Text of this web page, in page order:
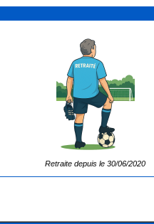
Retraite depuis le 30/06/2020